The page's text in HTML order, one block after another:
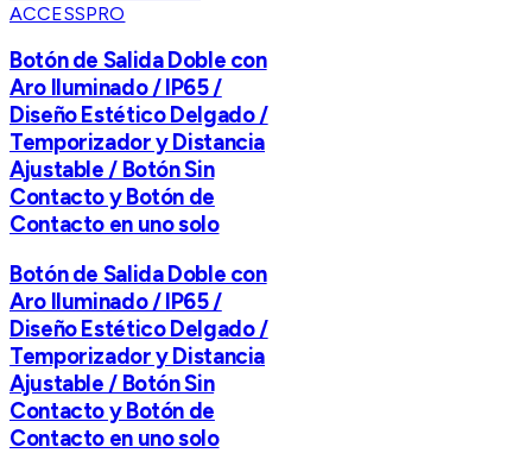
ACCESSPRO
Botón de Salida Doble con
Aro Iluminado / IP65 /
Diseño Estético Delgado /
Temporizador y Distancia
Ajustable / Botón Sin
Contacto y Botón de
Contacto en uno solo
Botón de Salida Doble con
Aro Iluminado / IP65 /
Diseño Estético Delgado /
Temporizador y Distancia
Ajustable / Botón Sin
Contacto y Botón de
Contacto en uno solo